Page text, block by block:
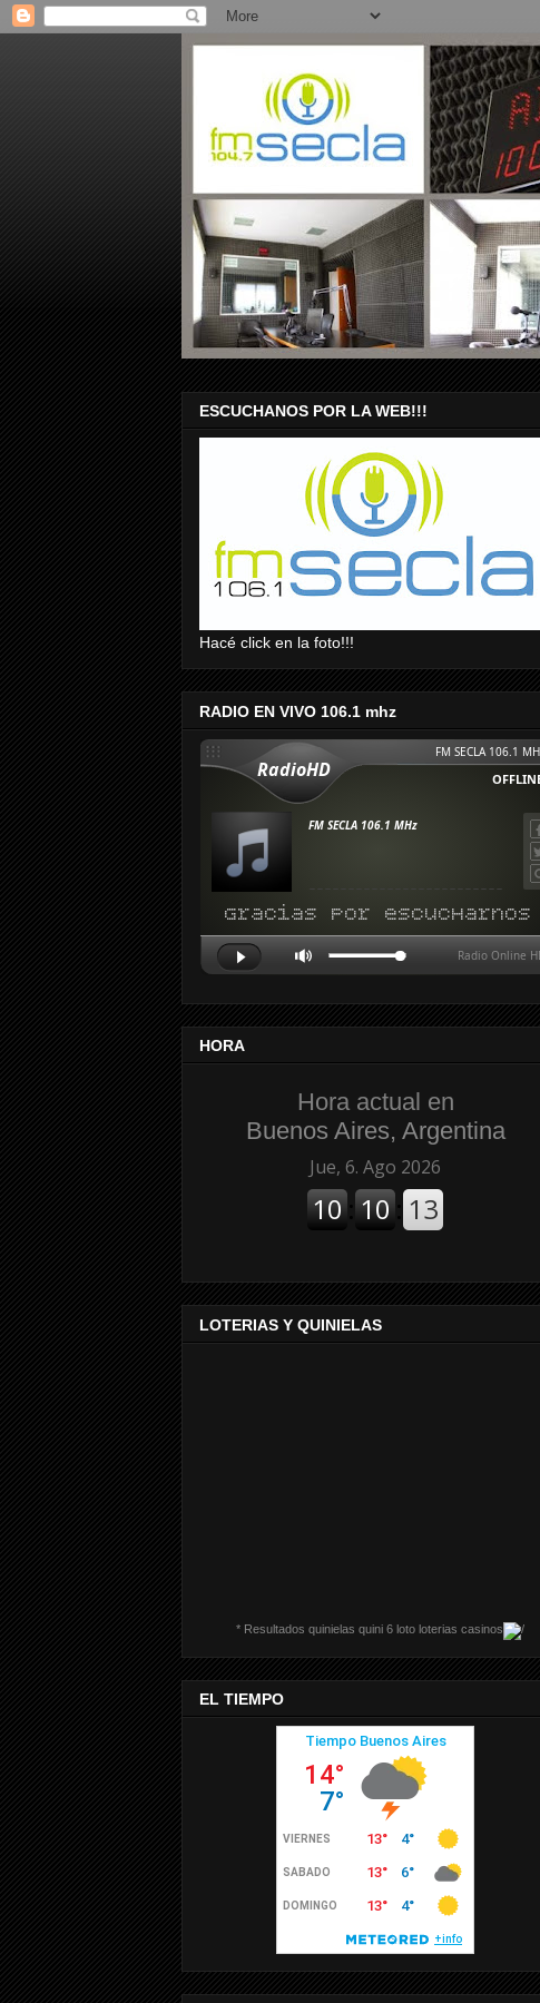
ESCUCHANOS POR LA WEB!!!
Hacé click en la foto!!!
RADIO EN VIVO 106.1 mhz
HORA
Hora actual en
Buenos Aires, Argentina
LOTERIAS Y QUINIELAS
* Resultados quinielas quini 6 loto loterias casinos
EL TIEMPO